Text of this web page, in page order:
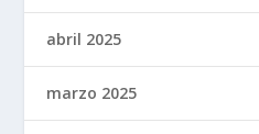
abril 2025
marzo 2025